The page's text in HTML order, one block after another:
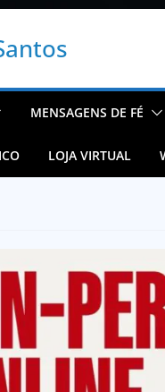
MENSAGENS DE FÉ
LOJA VIRTUAL